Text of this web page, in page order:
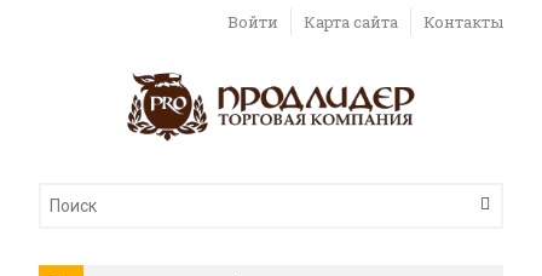
Войти Карта сайта Контакты